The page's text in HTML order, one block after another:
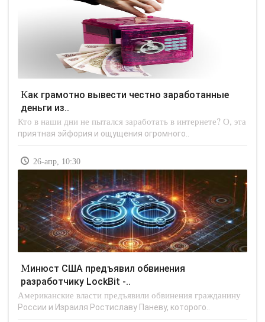
Как грамотно вывести честно заработанные
деньги из..
Кто в наши дни не пытался заработать в интернете? О, эта
приятная эйфория и ощущения огромного..
26-апр, 10:30
Минюст США предъявил обвинения
разработчику LockBit -..
Американские власти предъявили обвинения гражданину
России и Израиля Ростиславу Паневу, которого..